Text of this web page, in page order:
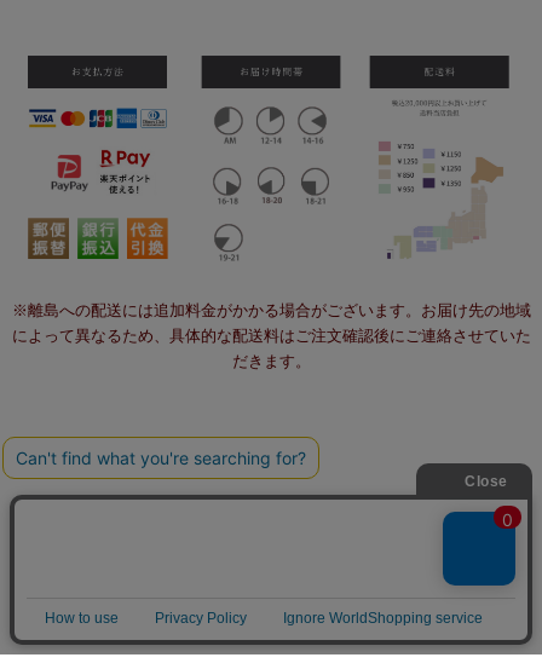
※離島への配送には追加料金がかかる場合がございます。お届け先の地域
によって異なるため、具体的な配送料はご注文確認後にご連絡させていた
だきます。